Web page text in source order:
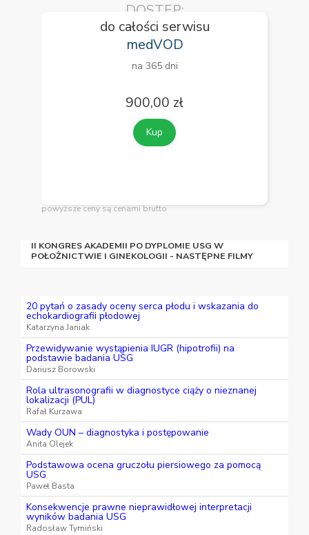
DOSTĘP:
do całości serwisu
medVOD
na 365 dni
900,00 zł
Kup
powyższe ceny są cenami brutto
II KONGRES AKADEMII PO DYPLOMIE USG W
POŁOŻNICTWIE I GINEKOLOGII - NASTĘPNE FILMY
20 pytań o zasady oceny serca płodu i wskazania do
echokardiografii płodowej
Katarzyna Janiak
Przewidywanie wystąpienia IUGR (hipotrofii) na
podstawie badania USG
Dariusz Borowski
Rola ultrasonografii w diagnostyce ciąży o nieznanej
lokalizacji (PUL)
Rafał Kurzawa
Wady OUN – diagnostyka i postępowanie
Anita Olejek
Podstawowa ocena gruczołu piersiowego za pomocą
USG
Paweł Basta
Konsekwencje prawne nieprawidłowej interpretacji
wyników badania USG
Radosław Tymiński